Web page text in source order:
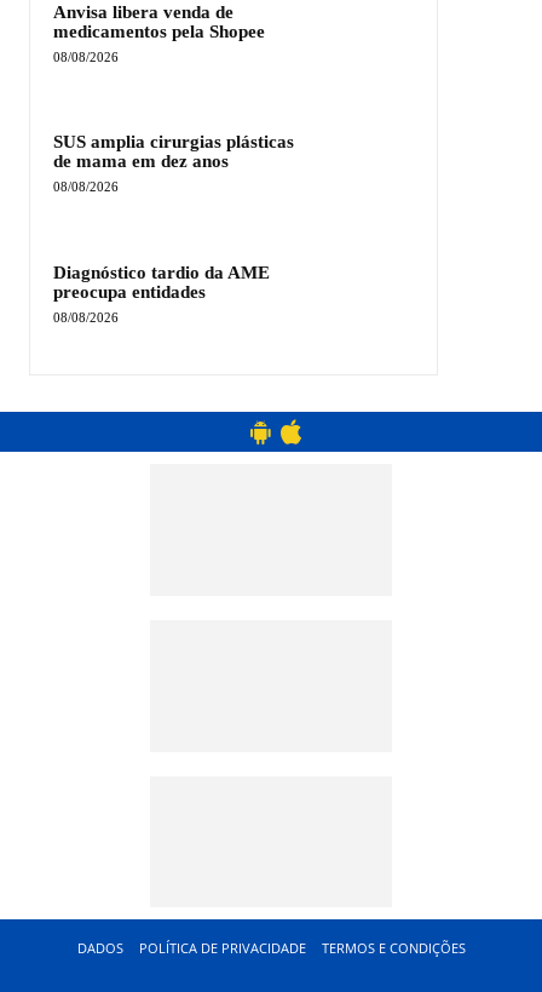
Anvisa libera venda de
medicamentos pela Shopee
08/08/2026
SUS amplia cirurgias plásticas
de mama em dez anos
08/08/2026
Diagnóstico tardio da AME
preocupa entidades
08/08/2026
DADOS POLÍTICA DE PRIVACIDADE TERMOS E CONDIÇÕES